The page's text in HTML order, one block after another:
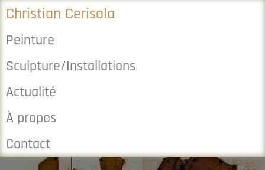
Christian Cerisola
Peinture
Sculpture/Installations
Actualité
À propos
Contact